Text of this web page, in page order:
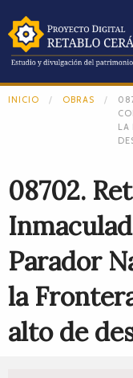
INICIO OBRAS
LA
08702.
Parador
la
alto de